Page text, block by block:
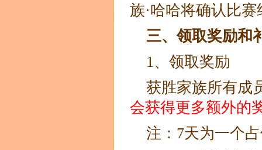
族·哈哈将确认比
三、领取奖励和
1、领取奖励
获胜家族所有成
会获得更多额外的
注：7天为一个